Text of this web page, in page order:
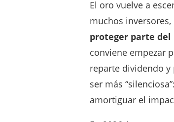
El oro vuelve a
muchos
proteger parte
conviene empezar
reparte dividendo
ser más
amortiguar el